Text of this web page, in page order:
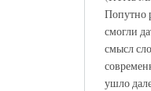
Попутно
смогли
смысл
ушло